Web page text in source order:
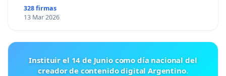
328 firmas
13 Mar 2026
Instituir el 14 de Junio como día nacional del
creador de contenido digital Argentino.